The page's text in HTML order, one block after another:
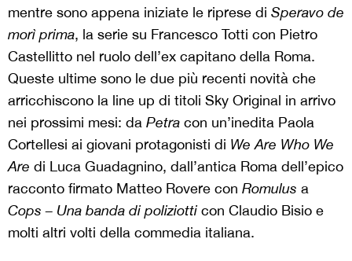
mentre sono appena iniziate le riprese di Speravo de
morì prima, la serie su Francesco Totti con Pietro
Castellitto nel ruolo dell’ex capitano della Roma.
Queste ultime sono le due più recenti novità che
arricchiscono la line up di titoli Sky Original in arrivo
nei prossimi mesi: da Petra con un’inedita Paola
Cortellesi ai giovani protagonisti di We Are Who We
Are di Luca Guadagnino, dall’antica Roma dell’epico
racconto firmato Matteo Rovere con Romulus a
Cops – Una banda di poliziotti con Claudio Bisio e
molti altri volti della commedia italiana.